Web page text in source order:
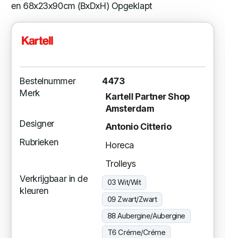
en 68x23x90cm (BxDxH) Opgeklapt
Bestelnummer
4473
Merk
Kartell Partner Shop
Amsterdam
Designer
Antonio Citterio
Rubrieken
Horeca
Trolleys
Verkrijgbaar in de
kleuren
03 Wit/Wit
09 Zwart/Zwart
88 Aubergine/Aubergine
T6 Créme/Créme